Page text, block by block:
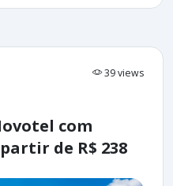
39 views
com
de R$ 238